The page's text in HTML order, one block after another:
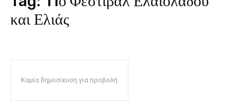
και Ελιάς
Καμία δημοσίευση για προβολή